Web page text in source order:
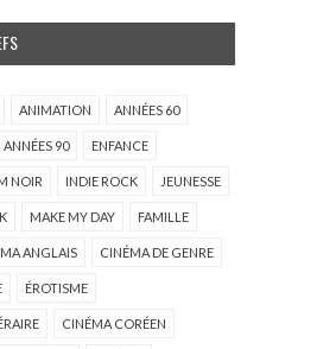
ANIMATION ANNÉES 60
ANNÉES 90 ENFANCE
NOIR INDIE ROCK JEUNESSE
MAKE MY DAY FAMILLE
ANGLAIS CINÉMA DE GENRE
ÉROTISME
CINÉMA CORÉEN